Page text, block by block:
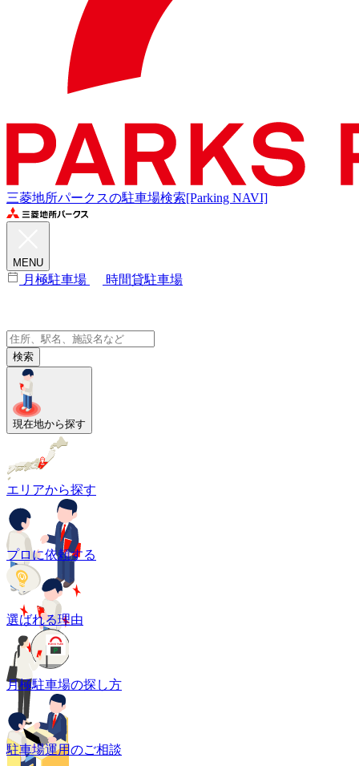
三菱地所パークスの駐車場検索[Parking NAVI]
MENU
月極駐車場 時間貸駐車場
検索
現在地から探す
エリアから探す
プロに依頼する
選ばれる理由
月極駐車場の探し方
駐車場運用のご相談